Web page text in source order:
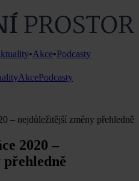
•Akce•Podcasty
AkcePodcasty
– nejdůležitější změny přehledně
2020 –